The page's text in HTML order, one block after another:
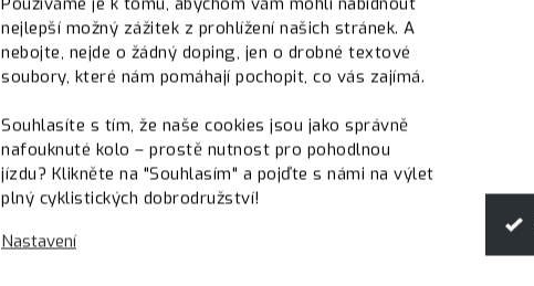
nejlepší možný zážitek z prohlížení našich stránek. A
nebojte, nejde o žádný doping, jen o drobné textové
soubory, které nám pomáhají pochopit, co vás zajímá.
Souhlasíte s tím, že naše cookies jsou jako správně
nafouknuté kolo – prostě nutnost pro pohodlnou
jízdu? Klikněte na "Souhlasím" a pojďte s námi na výlet
plný cyklistických dobrodružství!
Nastavení